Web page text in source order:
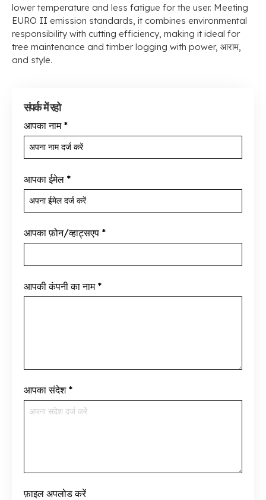
lower temperature and less fatigue for the user. Meeting
EURO II emission standards, it combines environmental
responsibility with cutting efficiency, making it ideal for
tree maintenance and timber logging with power, आराम,
and style.
संपर्क में रहो
आपका नाम *
आपका ईमेल *
आपका फ़ोन/व्हाट्सएप *
आपकी कंपनी का नाम *
आपका संदेश *
फ़ाइल अपलोड करें